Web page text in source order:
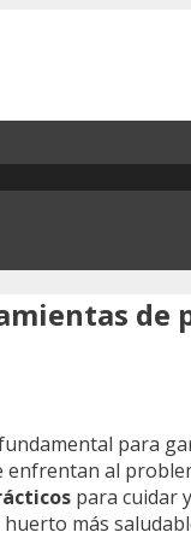
de
para
al
para cuidar
más